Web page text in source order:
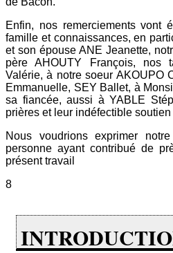
Enfin, nos remerciements vont
famille et connaissances, en
et son épouse ANE Jeanette,
père AHOUTY François, nos
Valérie, à notre soeur AKOUPO
Emmanuelle, SEY Ballet, à
sa fiancée, aussi à YABLE
prières et leur indéfectible
Nous voudrions exprimer
personne ayant contribué de
présent travail
8